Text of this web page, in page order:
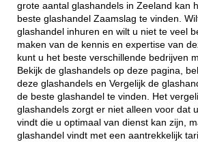
grote aantal glashandels in Zeeland kan
beste glashandel Zaamslag te vinden.
glashandel inhuren en wilt u niet te veel
maken van de kennis en expertise van
kunt u het beste verschillende bedrijven
Bekijk de glashandels op deze pagina,
deze glashandels en Vergelijk de
de beste glashandel te vinden. Het
glashandels zorgt er niet alleen voor dat
vindt die u optimaal van dienst kan zijn,
glashandel vindt met een aantrekkelijk